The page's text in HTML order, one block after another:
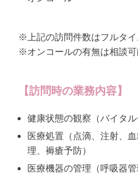
※上記の訪問件数はフルタ
※オンコールの有無は相談可
【訪問時の業務内容】
健康状態の観察（バイタル
医療処置（点滴、注射、
理、褥瘡予防）
医療機器の管理（呼吸器管